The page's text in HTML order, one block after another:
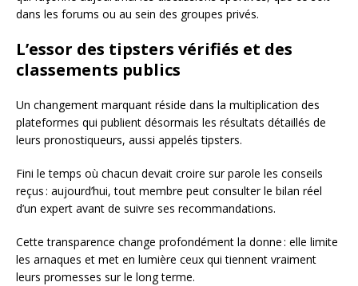
dans les forums ou au sein des groupes privés.
L’essor des tipsters vérifiés et des
classements publics
Un changement marquant réside dans la multiplication des
plateformes qui publient désormais les résultats détaillés de
leurs pronostiqueurs, aussi appelés tipsters.
Fini le temps où chacun devait croire sur parole les conseils
reçus : aujourd’hui, tout membre peut consulter le bilan réel
d’un expert avant de suivre ses recommandations.
Cette transparence change profondément la donne : elle limite
les arnaques et met en lumière ceux qui tiennent vraiment
leurs promesses sur le long terme.